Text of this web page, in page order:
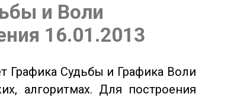
и Воли
16.01.2013
Графика Судьбы и Графика Воли
алгоритмах. Для построения